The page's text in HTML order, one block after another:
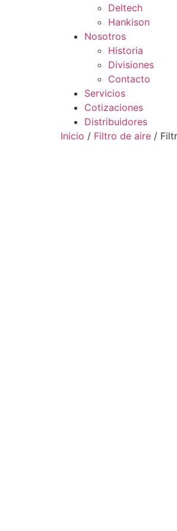
Deltech
Hankison
Nosotros
Historia
Divisiones
Contacto
Servicios
Cotizaciones
Distribuidores
Inicio / Filtro de aire /